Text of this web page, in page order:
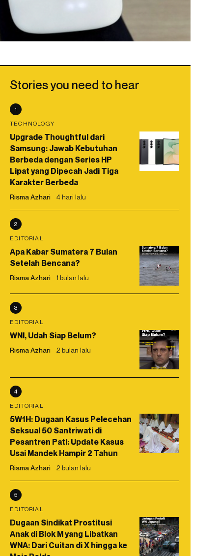
Stories you need to hear
1
TECHNOLOGY
Upgrade Thoughtful dari
Samsung: Jawab Kebutuhan
Berbeda dengan Series HP
Lipat yang Dipecah Jadi Tiga
Karakter Berbeda
Risma Azhari 4 hari lalu
2
EDITORIAL
Apa Kabar Sumatera 7 Bulan
Setelah Bencana?
Risma Azhari 1 bulan lalu
3
EDITORIAL
WNI, Udah Siap Belum?
Risma Azhari 2 bulan lalu
4
EDITORIAL
5W1H: Dugaan Kasus Pelecehan
Seksual 50 Santriwati di
Pesantren Pati: Update Kasus
Usai Mandek Hampir 2 Tahun
Risma Azhari 2 bulan lalu
5
EDITORIAL
Dugaan Sindikat Prostitusi
Anak di Blok M yang Libatkan
WNA: Dari Cuitan di X hingga ke